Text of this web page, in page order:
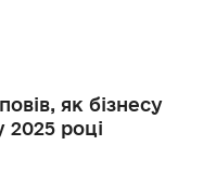
як бізнесу
2025 році